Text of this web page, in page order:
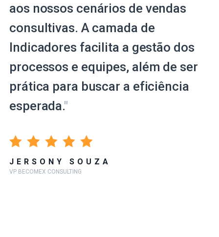
aos nossos cenários de vendas
consultivas. A camada de
Indicadores facilita a gestão dos
processos e equipes, além de ser
prática para buscar a eficiência
esperada."
JERSONY SOUZA
VP BECOMEX CONSULTING